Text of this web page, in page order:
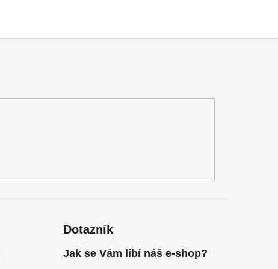
Dotazník
Jak se Vám líbí náš e-shop?